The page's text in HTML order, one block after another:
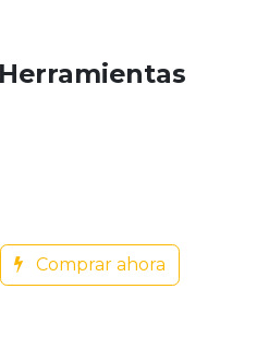
Comprar ahora